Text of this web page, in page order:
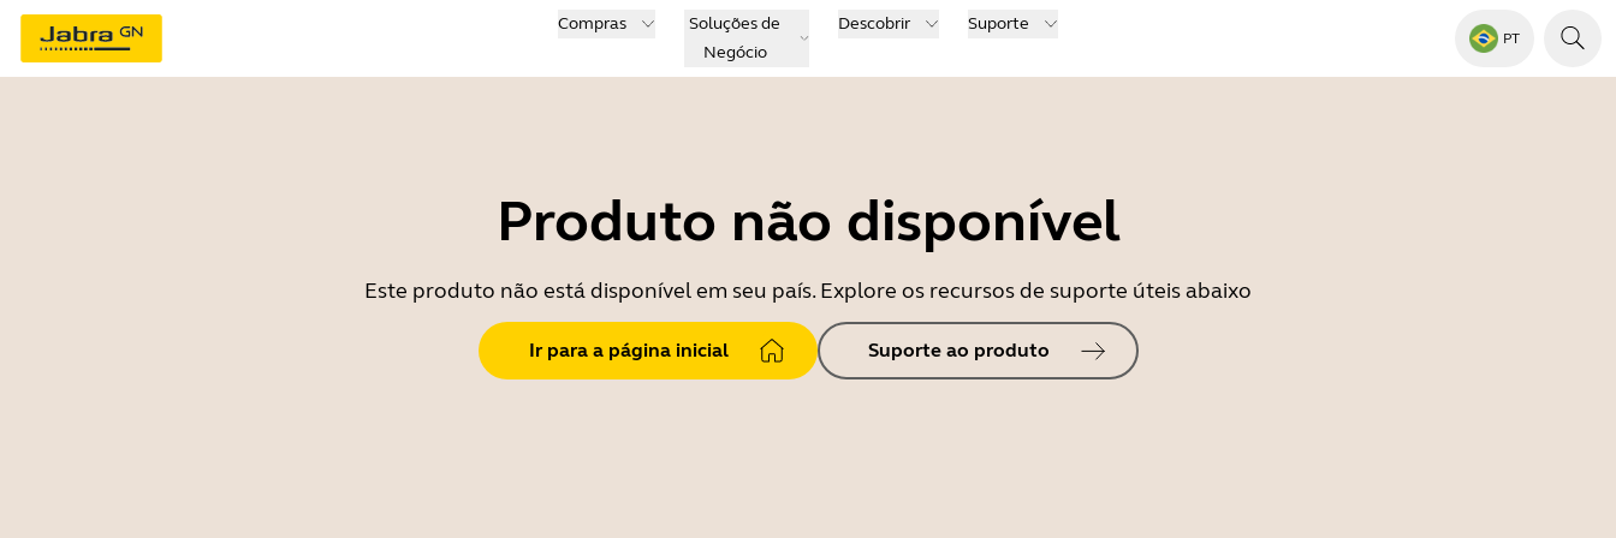
Compras
Soluções de
Negócio
Descobrir Suporte
PT
Produto não disponível
Este produto não está disponível em seu país. Explore os recursos de suporte úteis abaixo
Ir para a página inicial Suporte ao produto